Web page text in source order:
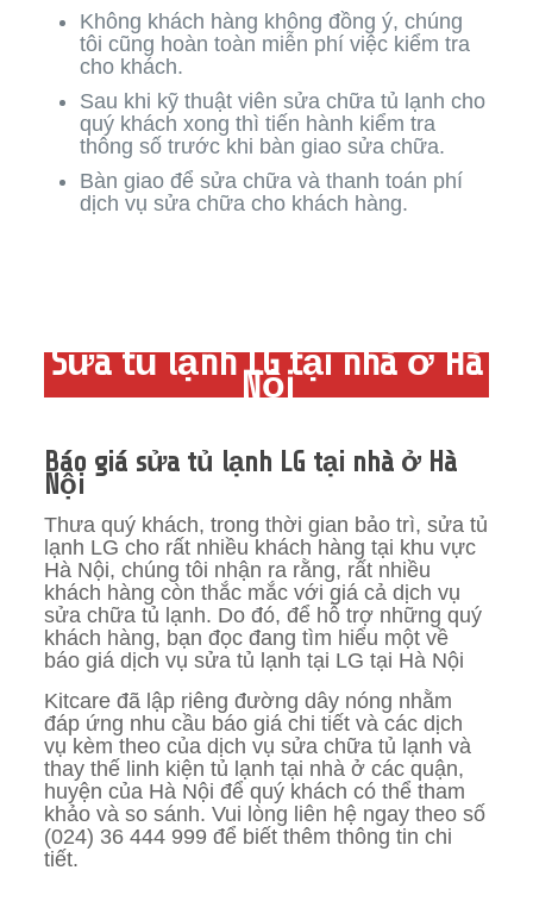
Không khách hàng không đồng ý, chúng
tôi cũng hoàn toàn miễn phí việc kiểm tra
cho khách.
Sau khi kỹ thuật viên sửa chữa tủ lạnh cho
quý khách xong thì tiến hành kiểm tra
thông số trước khi bàn giao sửa chữa.
Bàn giao để sửa chữa và thanh toán phí
dịch vụ sửa chữa cho khách hàng.
Sửa tủ lạnh LG tại nhà ở Hà
Nội
Báo giá sửa tủ lạnh LG tại nhà ở Hà
Nội
Thưa quý khách, trong thời gian bảo trì, sửa tủ
lạnh LG cho rất nhiều khách hàng tại khu vực
Hà Nội, chúng tôi nhận ra rằng, rất nhiều
khách hàng còn thắc mắc với giá cả dịch vụ
sửa chữa tủ lạnh. Do đó, để hỗ trợ những quý
khách hàng, bạn đọc đang tìm hiểu một về
báo giá dịch vụ sửa tủ lạnh tại LG tại Hà Nội
Kitcare đã lập riêng đường dây nóng nhằm
đáp ứng nhu cầu báo giá chi tiết và các dịch
vụ kèm theo của dịch vụ sửa chữa tủ lạnh và
thay thế linh kiện tủ lạnh tại nhà ở các quận,
huyện của Hà Nội để quý khách có thể tham
khảo và so sánh. Vui lòng liên hệ ngay theo số
(024) 36 444 999 để biết thêm thông tin chi
tiết.